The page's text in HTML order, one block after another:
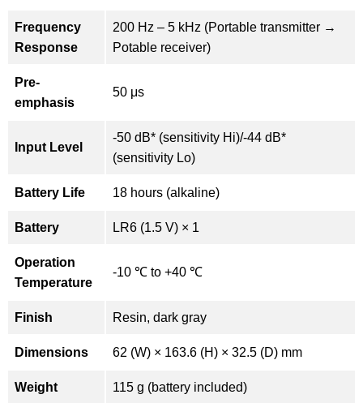
Frequency
Response
200 Hz – 5 kHz (Portable transmitter →
Potable receiver)
Pre-
emphasis
50 μs
Input Level
-50 dB* (sensitivity Hi)/-44 dB*
(sensitivity Lo)
Battery Life 18 hours (alkaline)
Battery LR6 (1.5 V) × 1
Operation
Temperature
-10 ℃ to +40 ℃
Finish Resin, dark gray
Dimensions 62 (W) × 163.6 (H) × 32.5 (D) mm
Weight 115 g (battery included)